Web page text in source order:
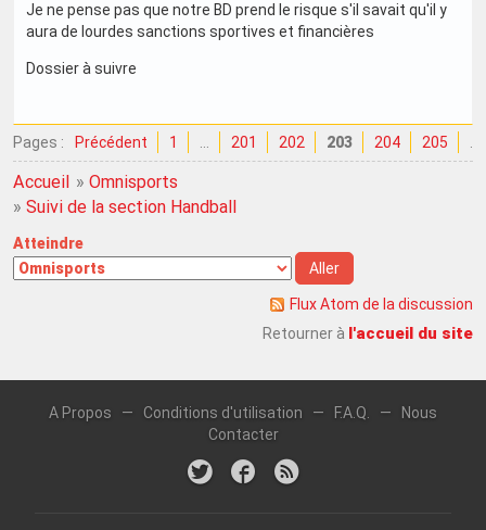
Je ne pense pas que notre BD prend le risque s'il savait qu'il y
aura de lourdes sanctions sportives et financières
Dossier à suivre
Pages : Précédent 1 … 201 202 203 204 205 …
Accueil »Omnisports
» Suivi de la section Handball
Atteindre
Flux Atom de la discussion
Retourner à l'accueil du site
A Propos — Conditions d'utilisation — F.A.Q. —
Nous
Contacter